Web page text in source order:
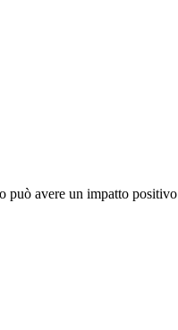
può avere un impatto positivo